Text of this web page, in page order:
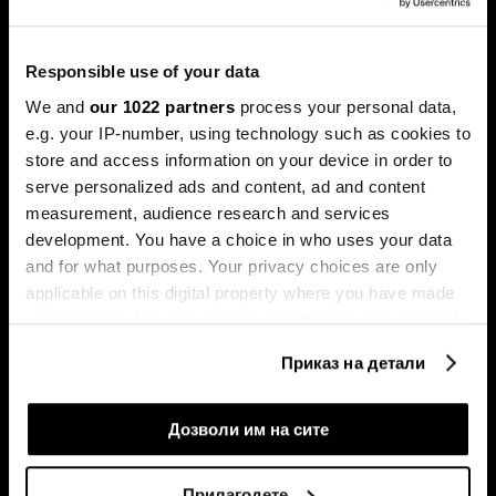
Responsible use of your data
We and our 1022 partners process your personal data,
e.g. your IP-number, using technology such as cookies to
store and access information on your device in order to
serve personalized ads and content, ad and content
measurement, audience research and services
development. You have a choice in who uses your data
and for what purposes. Your privacy choices are only
applicable on this digital property where you have made
your choices. You can change or withdraw your consent
If you allow, we would also like to:
Collect information about your geographical
Приказ на детали
Дозволи им на сите
Лесковец
предвидување деловни настани.
споделија искуствата по
во евра се преку новата